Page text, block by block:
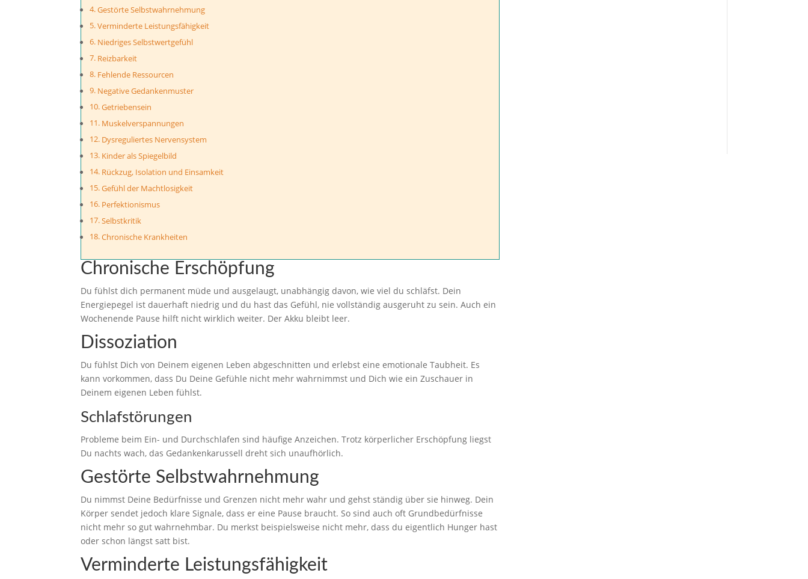
Gestörte Selbstwahrnehmung
Verminderte Leistungsfähigkeit
Niedriges Selbstwertgefühl
Reizbarkeit
Fehlende Ressourcen
Negative Gedankenmuster
Getriebensein
Muskelverspannungen
Dysreguliertes Nervensystem
Kinder als Spiegelbild
Rückzug, Isolation und Einsamkeit
Gefühl der Machtlosigkeit
Perfektionismus
Selbstkritik
Chronische Krankheiten
Chronische Erschöpfung
Du fühlst dich permanent müde und ausgelaugt, unabhängig davon, wie viel du schläfst. Dein
Energiepegel ist dauerhaft niedrig und du hast das Gefühl, nie vollständig ausgeruht zu sein. Auch ein
Wochenende Pause hilft nicht wirklich weiter. Der Akku bleibt leer.
Dissoziation
Du fühlst Dich von Deinem eigenen Leben abgeschnitten und erlebst eine emotionale Taubheit. Es
kann vorkommen, dass Du Deine Gefühle nicht mehr wahrnimmst und Dich wie ein Zuschauer in
Deinem eigenen Leben fühlst.
Schlafstörungen
Probleme beim Ein- und Durchschlafen sind häufige Anzeichen. Trotz körperlicher Erschöpfung liegst
Du nachts wach, das Gedankenkarussell dreht sich unaufhörlich.
Gestörte Selbstwahrnehmung
Du nimmst Deine Bedürfnisse und Grenzen nicht mehr wahr und gehst ständig über sie hinweg. Dein
Körper sendet jedoch klare Signale, dass er eine Pause braucht. So sind auch oft Grundbedürfnisse
nicht mehr so gut wahrnehmbar. Du merkst beispielsweise nicht mehr, dass du eigentlich Hunger hast
oder schon längst satt bist.
Verminderte Leistungsfähigkeit